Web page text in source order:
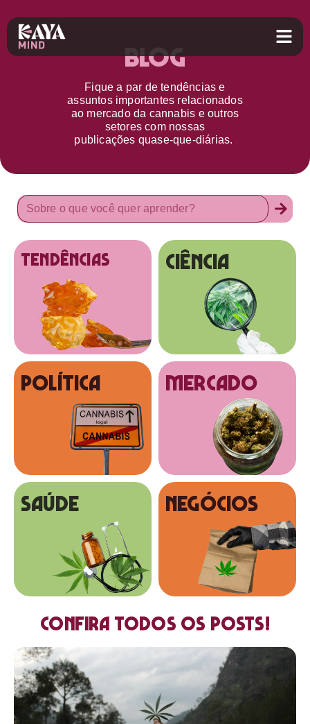
Blog
Fique a par detendências e
assuntos importantes relacionados
ao mercado da cannabis e outros
setorescom nossas
publicações quase-que-diárias.
tendências Ciência
Política MERCADO
SAÚDE NEGÓCIOS
Confira todos os posts!